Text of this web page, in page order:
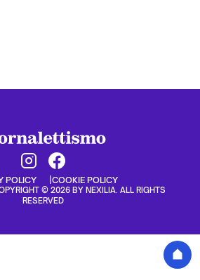
POLICY COOKIE POLICY
© 2026 BY NEXILIA. ALL RIGHTS
RESERVED